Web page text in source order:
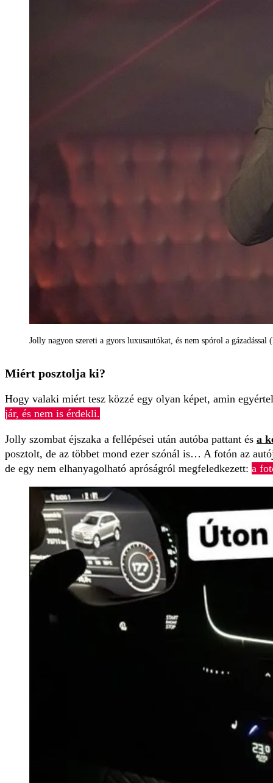
Jolly nagyon szereti a gyors luxusautókat, és nem spórol a gázadással
Miért posztolja ki?
Hogy valaki miért tesz közzé egy olyan képet, amin
jár, és nem is érdekli.
Jolly szombat éjszaka a fellépései után autóba pattant és a
posztolt, de az többet mond ezer szónál is… A fotón az
de egy nem elhanyagolható apróságról megfeledkezett: a